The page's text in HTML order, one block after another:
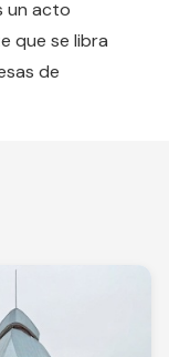
un acto
que se libra
de